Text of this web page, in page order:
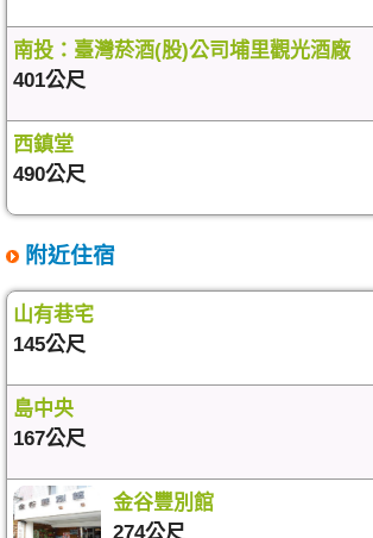
南投：臺灣菸酒(股)公司埔里觀光酒廠
401公尺
西鎮堂
490公尺
附近住宿
山有巷宅
145公尺
島中央
167公尺
金谷豐別館
274公尺